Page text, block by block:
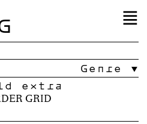
Genre
extra
GRID